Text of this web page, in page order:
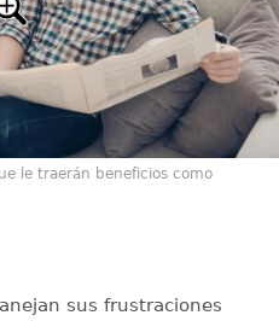
le traerán beneficios como
sus frustraciones